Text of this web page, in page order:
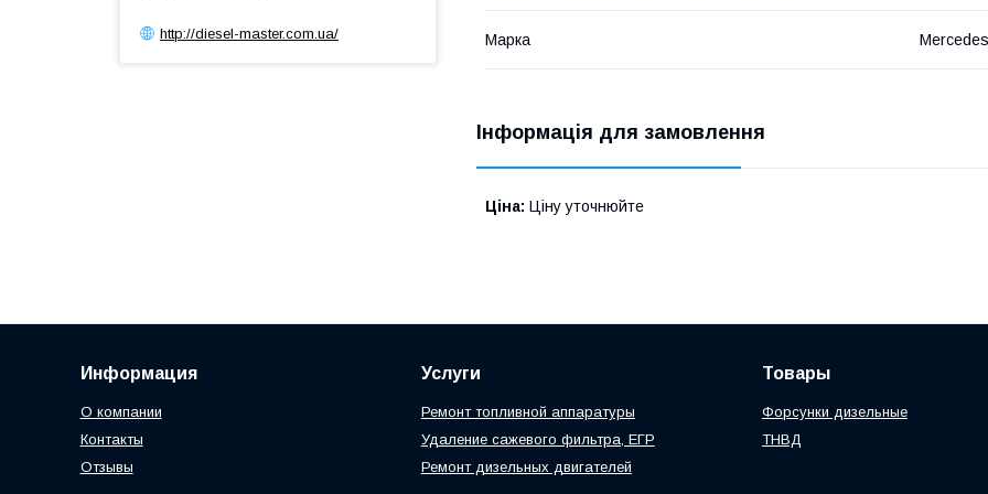
Марка Mercedes
Інформація для замовлення
Ціна: Ціну уточнюйте
http://diesel-master.com.ua/
Информация
О компании
Контакты
Отзывы
Услуги
Ремонт топливной аппаратуры
Удаление сажевого фильтра, ЕГР
Ремонт дизельных двигателей
Товары
Форсунки дизельные
ТНВД